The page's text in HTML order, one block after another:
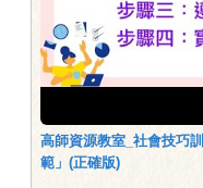
高師資源教室_社會技巧
範」(正確版)